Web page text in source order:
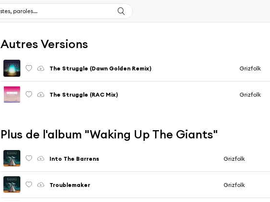
Autres Versions
The Struggle (Dawn Golden Remix) Grizfolk
The Struggle (RAC Mix) Grizfolk
Plus de l'album "Waking Up The Giants"
Into The Barrens Grizfolk
Troublemaker Grizfolk